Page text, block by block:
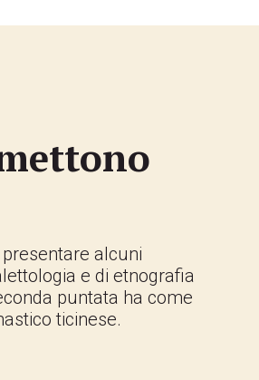
alcuni
e di etnografia
puntata ha come
ticinese.